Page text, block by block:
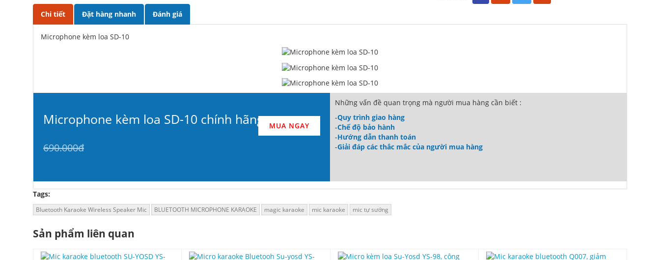
Chi tiết Đặt hàng nhanh Đánh giá
Microphone kèm loa SD-10
Microphone kèm loa SD-10 chính hãng
690.000đ
MUA NGAY
Những vấn đề quan trọng mà người mua hàng cần biết :
-Quy trình giao hàng
-Chế độ bảo hành
-Hướng dẫn thanh toán
-Giải đáp các thắc mắc của người mua hàng
Tags:
Bluetooth Karaoke Wireless Speaker Mic BLUETOOTH MICROPHONE KARAOKE magic karaoke mic karaoke mic tự sướng
Sản phẩm liên quan